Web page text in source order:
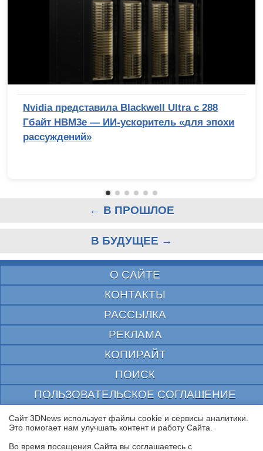
Nvidia представила Blackwell Ultra с 288
Гбайт HBM3e — ИИ-ускоритель «для эпохи
рассуждений»
← В ПРОШЛОЕ
В БУДУЩЕЕ →
О САЙТЕ
КОНТАКТЫ
РАССЫЛКА
РЕКЛАМА
КОПИРАЙТ
ПОИСК
ПОЛЬЗОВАТЕЛЬСКОЕ СОГЛАШЕНИЕ
ЗАЩИЩЕНО CURATOR
© 1997—2026 Электронное периодическое издание "3ДНьюс" | Свидетельство о
Сайт 3DNews использует файлы cookie и сервисы аналитики.
Это помогает нам улучшать контент и работу Cайта.
Во время посещения Cайта вы соглашаетесь с